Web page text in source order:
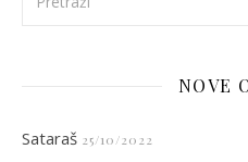
NOVE
Sataraš 25/10/2022